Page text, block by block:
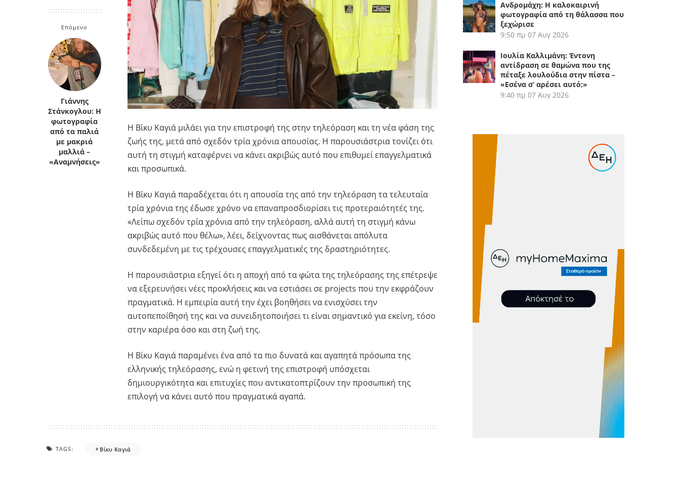
Κρήτη
Κυκλάδες
Πελοπόννησος
Πελοπόννησος
Επόμενο
Γιάννης
Στάνκογλου: Η
φωτογραφία
από τα παλιά
με μακριά
μαλλιά –
«Αναμνήσεις»
Η Βίκυ Καγιά μιλάει για την επιστροφή της στην τηλεόραση και τη νέα φάση της
ζωής της, μετά από σχεδόν τρία χρόνια απουσίας. Η παρουσιάστρια τονίζει ότι
αυτή τη στιγμή καταφέρνει να κάνει ακριβώς αυτό που επιθυμεί επαγγελματικά
και προσωπικά.
Η Βίκυ Καγιά παραδέχεται ότι η απουσία της από την τηλεόραση τα τελευταία
τρία χρόνια της έδωσε χρόνο να επαναπροσδιορίσει τις προτεραιότητές της.
«Λείπω σχεδόν τρία χρόνια από την τηλεόραση, αλλά αυτή τη στιγμή κάνω
ακριβώς αυτό που θέλω», λέει, δείχνοντας πως αισθάνεται απόλυτα
συνδεδεμένη με τις τρέχουσες επαγγελματικές της δραστηριότητες.
Η παρουσιάστρια εξηγεί ότι η αποχή από τα φώτα της τηλεόρασης της επέτρεψε
να εξερευνήσει νέες προκλήσεις και να εστιάσει σε projects που την εκφράζουν
πραγματικά. Η εμπειρία αυτή την έχει βοηθήσει να ενισχύσει την
αυτοπεποίθησή της και να συνειδητοποιήσει τι είναι σημαντικό για εκείνη, τόσο
στην καριέρα όσο και στη ζωή της.
Η Βίκυ Καγιά παραμένει ένα από τα πιο δυνατά και αγαπητά πρόσωπα της
ελληνικής τηλεόρασης, ενώ η φετινή της επιστροφή υπόσχεται
δημιουργικότητα και επιτυχίες που αντικατοπτρίζουν την προσωπική της
επιλογή να κάνει αυτό που πραγματικά αγαπά.
TAGS: Βίκυ Καγιά
Ανδρομάχη: Η καλοκαιρινή
φωτογραφία από τη θάλασσα που
ξεχώρισε
9:50 πμ 07 Αυγ 2026
Ιουλία Καλλιμάνη: Έντονη
αντίδραση σε θαμώνα που της
πέταξε λουλούδια στην πίστα –
«Εσένα σ’ αρέσει αυτό;»
9:40 πμ 07 Αυγ 2026